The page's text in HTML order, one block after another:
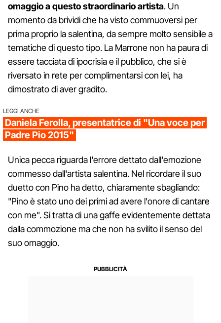
omaggio a questo straordinario artista. Un
momento da brividi che ha visto commuoversi per
prima proprio la salentina, da sempre molto sensibile a
tematiche di questo tipo. La Marrone non ha paura di
essere tacciata di ipocrisia e il pubblico, che si è
riversato in rete per complimentarsi con lei, ha
dimostrato di aver gradito.
LEGGI ANCHE
Daniela Ferolla, presentatrice di "Una voce per
Padre Pio 2015"
Unica pecca riguarda l'errore dettato dall'emozione
commesso dall'artista salentina. Nel ricordare il suo
duetto con Pino ha detto, chiaramente sbagliando:
"Pino è stato uno dei primi ad avere l'onore di cantare
con me". Si tratta di una gaffe evidentemente dettata
dalla commozione ma che non ha svilito il senso del
suo omaggio.